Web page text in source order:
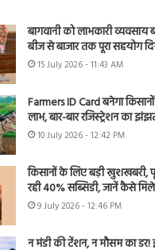
बागवानी को लाभकारी व्यवसाय
बीज से बाजार तक पूरा सहयोग
15 July 2026 - 11:43 AM
Farmers ID Card बनेगा
लाभ, बार-बार रजिस्ट्रेशन का
10 July 2026 - 12:42 PM
किसानों के लिए बड़ी खुशखबरी,
रही 40% सब्सिडी, जानें कैसे
9 July 2026 - 12:46 PM
न मंडी की टेंशन, न मौसम का